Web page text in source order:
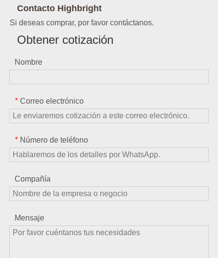
Contacto Highbright
Si deseas comprar, por favor contáctanos.
Obtener cotización
Nombre
* Correo electrónico
* Número de teléfono
Compañía
Mensaje